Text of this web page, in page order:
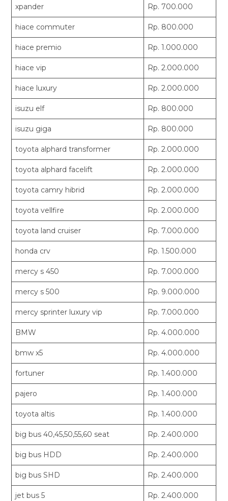
xpander Rp. 700.000
hiace commuter Rp. 800.000
hiace premio Rp. 1.000.000
hiace vip Rp. 2.000.000
hiace luxury Rp. 2.000.000
isuzu elf Rp. 800.000
isuzu giga Rp. 800.000
toyota alphard transformer Rp. 2.000.000
toyota alphard facelift Rp. 2.000.000
toyota camry hibrid Rp. 2.000.000
toyota vellfire Rp. 2.000.000
toyota land cruiser Rp. 7.000.000
honda crv Rp. 1.500.000
mercy s 450 Rp. 7.000.000
mercy s 500 Rp. 9.000.000
mercy sprinter luxury vip Rp. 7.000.000
BMW Rp. 4.000.000
bmw x5 Rp. 4.000.000
fortuner Rp. 1.400.000
pajero Rp. 1.400.000
toyota altis Rp. 1.400.000
big bus 40,45,50,55,60 seat Rp. 2.400.000
big bus HDD Rp. 2.400.000
big bus SHD Rp. 2.400.000
jet bus 5 Rp. 2.400.000